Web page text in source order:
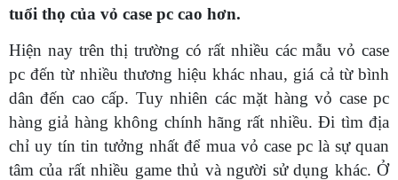
tuổi thọ của vỏ case pc cao hơn.
Hiện nay trên thị trường có rất nhiều các mẫu vỏ case
pc đến từ nhiều thương hiệu khác nhau, giá cả từ bình
dân đến cao cấp. Tuy nhiên các mặt hàng vỏ case pc
hàng giả hàng không chính hãng rất nhiều. Đi tìm địa
chỉ uy tín tin tưởng nhất để mua vỏ case pc là sự quan
tâm của rất nhiều game thủ và người sử dụng khác. Ở